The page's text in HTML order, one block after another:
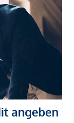
angeben